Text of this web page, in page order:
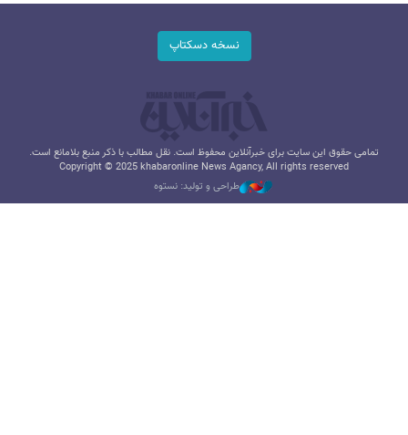
نسخه دسکتاپ
تمامی حقوق این سایت برای خبرآنلاین محفوظ است. نقل مطالب با ذکر منبع بلامانع است.
Copyright © 2025 khabaronline News Agancy, All rights reserved
طراحی و تولید: نستوه